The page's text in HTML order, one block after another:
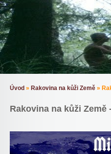
Úvod » Rakovina na kůži Země »
Rakovina na kůži Země